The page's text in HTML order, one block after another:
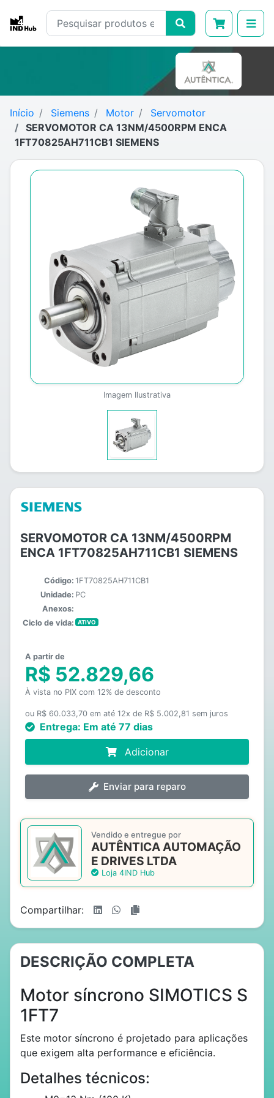
Início Siemens Motor
Servomotor
SERVOMOTOR CA 13NM/4500RPM ENCA
1FT70825AH711CB1 SIEMENS
Imagem Ilustrativa
SERVOMOTOR CA 13NM/4500RPM
ENCA 1FT70825AH711CB1 SIEMENS
Código: 1FT70825AH711CB1
Unidade: PC
Anexos:
Ciclo de vida:
ATIVO
A partir de
R$ 52.829,66
À vista no PIX com 12% de desconto
ou R$ 60.033,70 em até 12x de R$ 5.002,81 sem juros
Entrega: Em até 77 dias
Adicionar
Enviar para reparo
Vendido e entregue por
AUTÊNTICA AUTOMAÇÃO
E DRIVES LTDA
Loja 4IND Hub
Compartilhar:
DESCRIÇÃO COMPLETA
Motor síncrono SIMOTICS S
1FT7
Este motor síncrono é projetado para aplicações
que exigem alta performance e eficiência.
Detalhes técnicos: